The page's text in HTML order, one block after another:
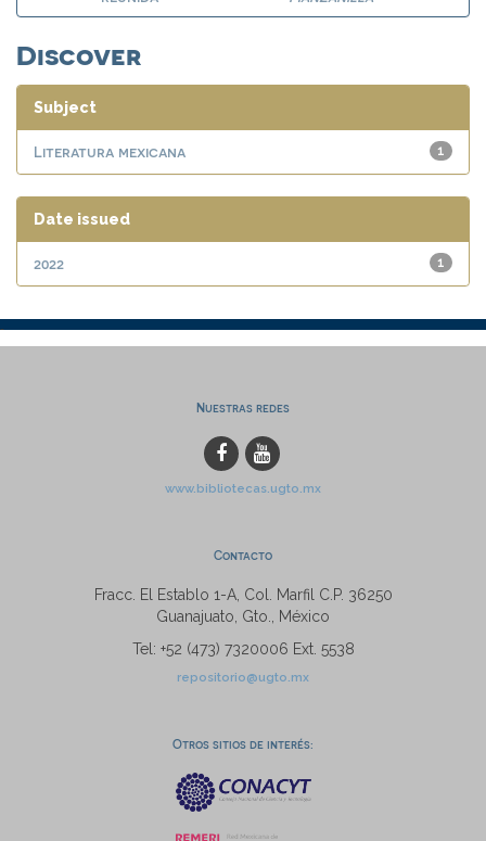
Discover
Subject
1
Literatura mexicana
Date issued
1
2022
Nuestras redes
www.bibliotecas.ugto.mx
Contacto
Fracc. El Establo 1-A, Col. Marfil C.P. 36250
Guanajuato, Gto., México
Tel: +52 (473) 7320006 Ext. 5538
repositorio@ugto.mx
Otros sitios de interés: